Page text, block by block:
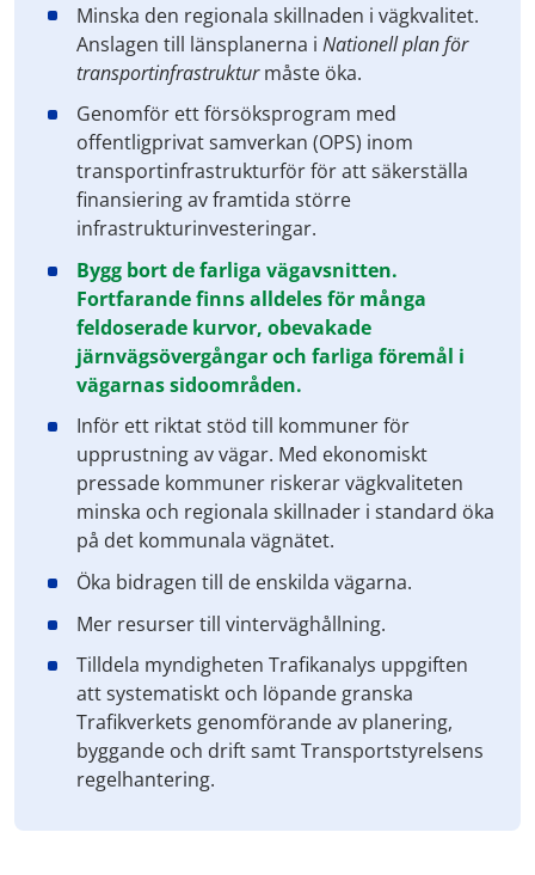
Minska den regionala skillnaden i vägkvalitet.
Anslagen till länsplanerna i Nationell plan för
transportinfrastrukturmåste öka.
Genomför ett försöksprogram med
offentligprivat samverkan (OPS) inom
transportinfrastrukturför för att säkerställa
finansiering av framtida större
infrastrukturinvesteringar.
Bygg bort de farliga vägavsnitten.
Fortfarande finns alldeles för många
feldoserade kurvor, obevakade
järnvägsövergångar och farliga föremål i
vägarnas sidoområden.
Inför ett riktat stöd till kommuner för
upprustning av vägar. Med ekonomiskt
pressade kommuner riskerar vägkvaliteten
minska och regionala skillnader i standard öka
på det kommunala vägnätet.
Öka bidragen till de enskilda vägarna.
Mer resurser till vinterväghållning.
Tilldela myndigheten Trafikanalys uppgiften
att systematiskt och löpande granska
Trafikverkets genomförande av planering,
byggande och drift samt Transportstyrelsens
regelhantering.